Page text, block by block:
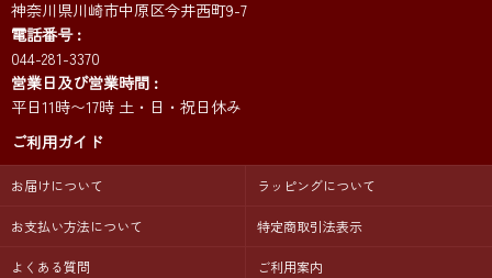
神奈川県川崎市中原区今井西町9-7
電話番号
044-281-3370
営業日及び営業時間
平日11時〜17時 土・日・祝日休み
ご利用ガイド
お届けについて ラッピングについて
お支払い方法について 特定商取引法表示
よくある質問 ご利用案内